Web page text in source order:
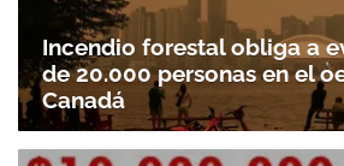
Incendio forestal obliga a
de 20.000 personas en el
Canadá